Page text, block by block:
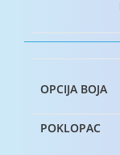
OPCIJA BOJA
POKLOPAC